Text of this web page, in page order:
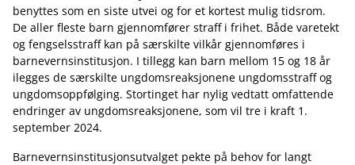
benyttes som en siste utvei og for et kortest mulig tidsrom.
De aller fleste barn gjennomfører straff i frihet. Både varetekt
og fengselsstraff kan på særskilte vilkår gjennomføres i
barnevernsinstitusjon. I tillegg kan barn mellom 15 og 18 år
ilegges de særskilte ungdomsreaksjonene ungdomsstraff og
ungdomsoppfølging. Stortinget har nylig vedtatt omfattende
endringer av ungdomsreaksjonene, som vil tre i kraft 1.
september 2024.
Barnevernsinstitusjonsutvalget pekte på behov for langt